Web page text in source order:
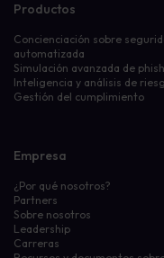
Productos
Concienciación sobre
automatizada
Simulación avanzada de
Inteligencia y análisis de
Gestión del cumplimiento
Empresa
¿Por qué nosotros?
Partners
Sobre nosotros
Leadership
Carreras